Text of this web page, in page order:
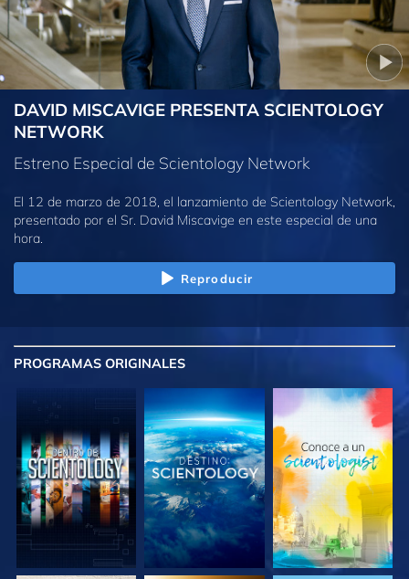
DAVID MISCAVIGE PRESENTA SCIENTOLOGY
NETWORK
Estreno Especial de Scientology Network
El 12 de marzo de 2018, el lanzamiento de Scientology Network,
presentado por el Sr. David Miscavige en este especial de una
hora.
Reproducir
PROGRAMAS ORIGINALES